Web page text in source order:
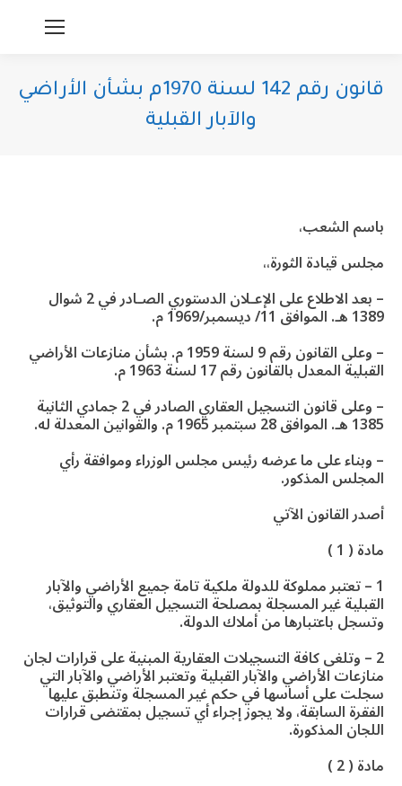
قانون رقم 142 لسنة 1970م بشأن الأراضي
والآبار القبلية
باسم الشعب،
مجلس قيادة الثورة،،
– بعد الاطلاع على الإعـلان الدستوري الصـادر في 2 شوال
1389 هـ. الموافق 11/ ديسمبر/1969 م.
– وعلى القانون رقم 9 لسنة 1959 م. بشأن منازعات الأراضي
القبلية المعدل بالقانون رقم 17 لسنة 1963 م.
– وعلى قانون التسجيل العقاري الصادر في 2 جمادي الثانية
1385 هـ. الموافق 28 سبتمبر 1965 م. والقوانين المعدلة له.
– وبناء على ما عرضه رئيس مجلس الوزراء وموافقة رأي
المجلس المذكور.
أصدر القانون الآتي
مادة ( 1 )
1 – تعتبر مملوكة للدولة ملكية تامة جميع الأراضي والآبار
القبلية غير المسجلة بمصلحة التسجيل العقاري والتوثيق،
وتسجل باعتبارها من أملاك الدولة.
2 – وتلغى كافة التسجيلات العقارية المبنية على قرارات لجان
منازعات الأراضي والآبار القبلية وتعتبر الأراضي والآبار التي
سجلت على أساسها في حكم غير المسجلة وتنطبق عليها
الفقرة السابقة، ولا يجوز إجراء أي تسجيل بمقتضى قرارات
اللجان المذكورة.
مادة ( 2 )